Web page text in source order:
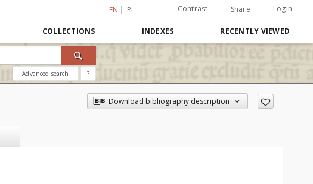
EN PL Contrast Share Login
COLLECTIONS INDEXES RECENTLY VIEWED
Advanced search ?
Download bibliography description